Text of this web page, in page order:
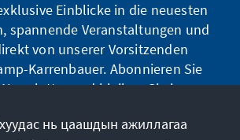
Einblicke in die neuesten
spannende Veranstaltungen und
von unserer Vorsitzenden
Karrenbauer. Abonnieren Sie
und bleiben Sie immer
нь цаашдын ажиллагаа